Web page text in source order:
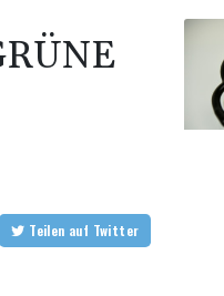
Teilen auf Twitter